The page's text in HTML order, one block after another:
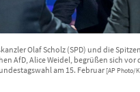
Olaf Scholz (SPD) und die
AfD, Alice Weidel, begrüßen sich
am 15. Februar [AP Photo/